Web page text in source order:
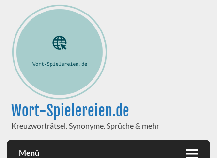
Wort-Spielereien.de
Kreuzworträtsel, Synonyme, Sprüche & mehr
Menü